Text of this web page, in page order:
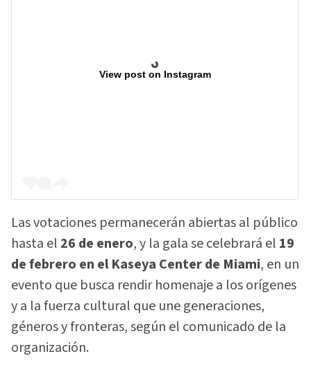
View post on Instagram
Las votaciones permanecerán abiertas al público
hasta el 26 de enero, y la gala se celebrará el 19
de febrero en el Kaseya Center de Miami, en un
evento que busca rendir homenaje a los orígenes
y a la fuerza cultural que une generaciones,
géneros y fronteras, según el comunicado de la
organización.